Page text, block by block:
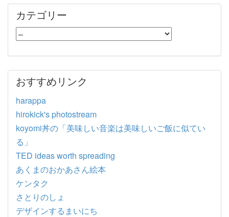
カテゴリー
おすすめリンク
harappa
hirokick's photostream
koyomi丼の「美味しい音楽は美味しいご飯に似てい
る」
TED ideas worth spreading
あくまのおかあさん絵本
ケンタク
さとりのしょ
デザインするまいにち